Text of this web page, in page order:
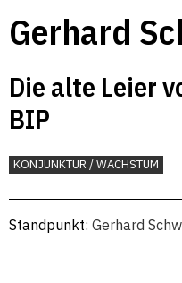
Gerhard
Die alte Leier
BIP
KONJUNKTUR / WACHSTUM
Standpunkt: Gerhard